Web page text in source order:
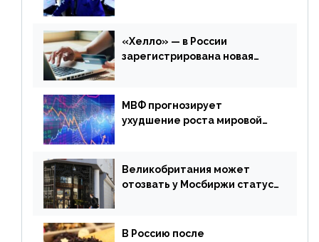
апреля
«Хелло» — в России
зарегистрирована новая
МВФ прогнозирует
ухудшение роста мировой
апреля
Великобритания может
отозвать у Мосбиржи статус
В Россию после